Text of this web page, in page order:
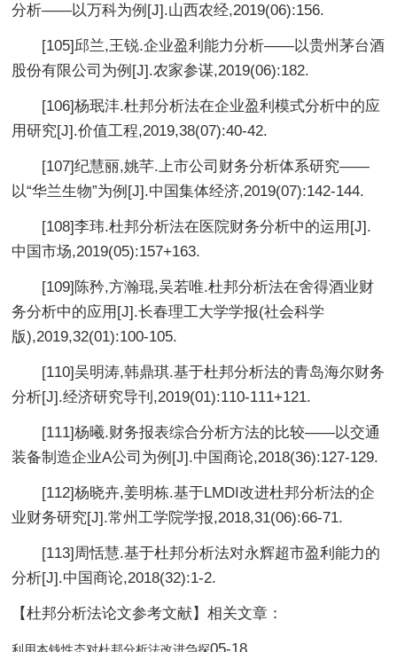
分析——以万科为例[J].山西农经,2019(06):156.
[105]邱兰,王锐.企业盈利能力分析——以贵州茅台酒
股份有限公司为例[J].农家参谋,2019(06):182.
[106]杨珉沣.杜邦分析法在企业盈利模式分析中的应
用研究[J].价值工程,2019,38(07):40-42.
[107]纪慧丽,姚芊.上市公司财务分析体系研究——
以“华兰生物”为例[J].中国集体经济,2019(07):142-144.
[108]李玮.杜邦分析法在医院财务分析中的运用[J].
中国市场,2019(05):157+163.
[109]陈矜,方瀚琨,吴若唯.杜邦分析法在舍得酒业财
务分析中的应用[J].长春理工大学学报(社会科学
版),2019,32(01):100-105.
[110]吴明涛,韩鼎琪.基于杜邦分析法的青岛海尔财务
分析[J].经济研究导刊,2019(01):110-111+121.
[111]杨曦.财务报表综合分析方法的比较——以交通
装备制造企业A公司为例[J].中国商论,2018(36):127-129.
[112]杨晓卉,姜明栋.基于LMDI改进杜邦分析法的企
业财务研究[J].常州工学院学报,2018,31(06):66-71.
[113]周恬慧.基于杜邦分析法对永辉超市盈利能力的
分析[J].中国商论,2018(32):1-2.
【杜邦分析法论文参考文献】相关文章：